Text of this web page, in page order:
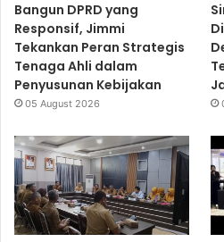
Bangun DPRD yang
Responsif, Jimmi
Tekankan Peran Strategis
Tenaga Ahli dalam
Penyusunan Kebijakan
05 August 2026